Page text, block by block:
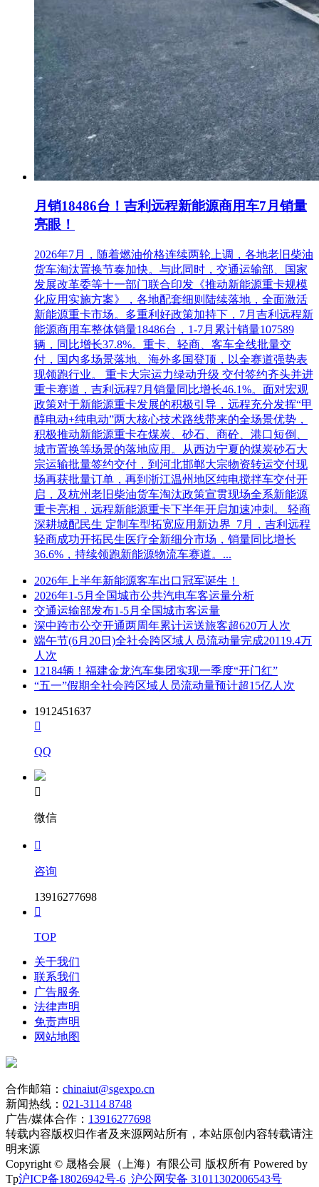
月销18486台！吉利远程新能源商用车7月销量
亮眼！
2026年7月，随着燃油价格连续两轮上调，各地老旧柴油
货车淘汰置换节奏加快。与此同时，交通运输部、国家
发展改革委等十一部门联合印发《推动新能源重卡规模
化应用实施方案》，各地配套细则陆续落地，全面激活
新能源重卡市场。多重利好政策加持下，7月吉利远程新
能源商用车整体销量18486台，1-7月累计销量107589
辆，同比增长37.8%。重卡、轻商、客车全线批量交
付，国内多场景落地、海外多国登顶，以全赛道强势表
现领跑行业。 重卡大宗运力绿动升级 交付签约齐头并进
重卡赛道，吉利远程7月销量同比增长46.1%。面对宏观
政策对于新能源重卡发展的积极引导，远程充分发挥“甲
醇电动+纯电动”两大核心技术路线带来的全场景优势，
积极推动新能源重卡在煤炭、砂石、商砼、港口短倒、
城市置换等场景的落地应用。从西边宁夏的煤炭砂石大
宗运输批量签约交付，到河北邯郸大宗物资转运交付现
场再获批量订单，再到浙江温州地区纯电搅拌车交付开
启，及杭州老旧柴油货车淘汰政策宣贯现场全系新能源
重卡亮相，远程新能源重卡下半年开启加速冲刺。 轻商
深耕城配民生 定制车型拓宽应用新边界 7月，吉利远程
轻商成功开拓民生医疗全新细分市场，销量同比增长
36.6%，持续领跑新能源物流车赛道。...
2026年上半年新能源客车出口冠军诞生！
2026年1-5月全国城市公共汽电车客运量分析
交通运输部发布1-5月全国城市客运量
深中跨市公交开通两周年累计运送旅客超620万人次
端午节(6月20日)全社会跨区域人员流动量完成20119.4万
人次
12184辆！福建金龙汽车集团实现一季度“开门红”
“五一”假期全社会跨区域人员流动量预计超15亿人次
1912451637

QQ

微信

咨询
13916277698

TOP
关于我们
联系我们
广告服务
法律声明
免责声明
网站地图
合作邮箱： chinaiut@sgexpo.cn
新闻热线： 021-3114 8748
广告/媒体合作： 13916277698
转载内容版权归作者及来源网站所有，本站原创内容转载请注
明来源
Copyright © 晟格会展（上海）有限公司 版权所有 Powered by
Tp沪ICP备18026942号-6 沪公网安备 31011302006543号